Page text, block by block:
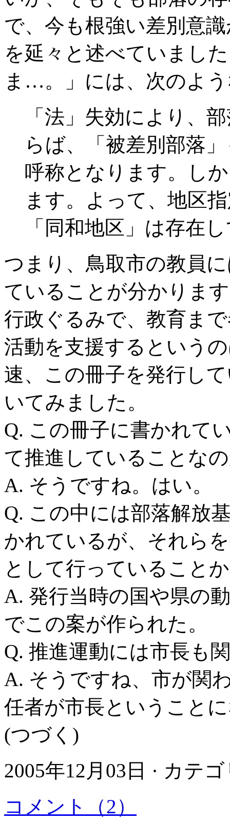
で、今も根強い差別意
を延々と述べていまし
ま…。」には、次のよ
「法」失効により、
らば、「被差別部落
呼称となります。し
ます。よって、地区
「同和地区」は存在
つまり、鳥取市の教員
ていることが分かりま
行政ぐるみで、教育ま
活動を支援するという
速、この冊子を発行し
いてみました。
Q. この冊子に書かれて
て推進していることな
A. そうですね。はい。
Q. この中には部落解放
かれているが、それら
として行っていること
A. 発行当時の国や県の
でこの案が作られた。
Q. 推進運動には市長も
A. そうですね、市が関
任者が市長ということ
(つづく)
2005年12月03日 · カテ
コメント（2）